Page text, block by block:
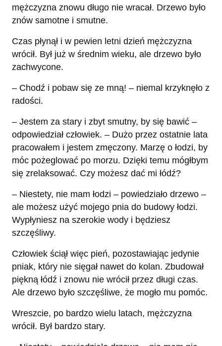
mężczyzna znowu długo nie wracał. Drzewo było
znów samotne i smutne.
Czas płynął i w pewien letni dzień mężczyzna
wrócił. Był już w średnim wieku, ale drzewo było
zachwycone.
– Chodź i pobaw się ze mną! – niemal krzyknęło z
radości.
– Jestem za stary i zbyt smutny, by się bawić –
odpowiedział człowiek. – Dużo przez ostatnie lata
pracowałem i jestem zmęczony. Marzę o łodzi, by
móc pożeglować po morzu. Dzięki temu mógłbym
się zrelaksować. Czy możesz dać mi łódź?
– Niestety, nie mam łodzi – powiedziało drzewo –
ale możesz użyć mojego pnia do budowy łodzi.
Wypłyniesz na szerokie wody i będziesz
szczęśliwy.
Człowiek ściął więc pień, pozostawiając jedynie
pniak, który nie sięgał nawet do kolan. Zbudował
piękną łódź i znowu nie wrócił przez długi czas.
Ale drzewo było szczęśliwe, że mogło mu pomóc.
Wreszcie, po bardzo wielu latach, mężczyzna
wrócił. Był bardzo stary.